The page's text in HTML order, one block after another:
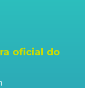
oficial do